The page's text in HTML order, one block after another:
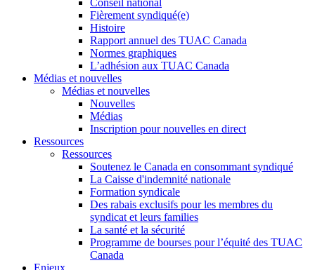
Conseil national
Fièrement syndiqué(e)
Histoire
Rapport annuel des TUAC Canada
Normes graphiques
L’adhésion aux TUAC Canada
Médias et nouvelles
Médias et nouvelles
Nouvelles
Médias
Inscription pour nouvelles en direct
Ressources
Ressources
Soutenez le Canada en consommant syndiqué
La Caisse d'indemnité nationale
Formation syndicale
Des rabais exclusifs pour les membres du
syndicat et leurs families
La santé et la sécurité
Programme de bourses pour l’équité des TUAC
Canada